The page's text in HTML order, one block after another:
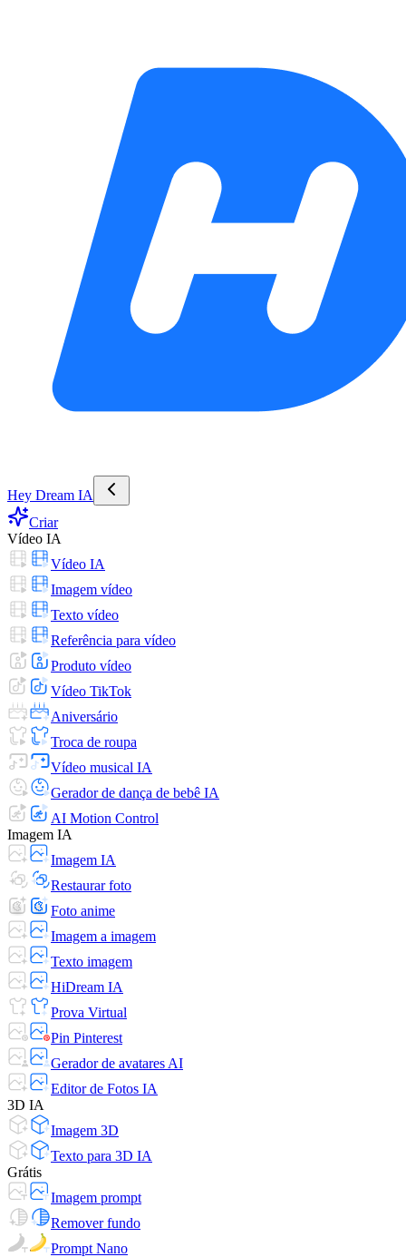
Hey Dream IA
Criar
Vídeo IA
Vídeo IA
Imagem vídeo
Texto vídeo
Referência para vídeo
Produto vídeo
Vídeo TikTok
Aniversário
Troca de roupa
Vídeo musical IA
Gerador de dança de bebê IA
AI Motion Control
Imagem IA
Imagem IA
Restaurar foto
Foto anime
Imagem a imagem
Texto imagem
HiDream IA
Prova Virtual
Pin Pinterest
Gerador de avatares AI
Editor de Fotos IA
3D IA
Imagem 3D
Texto para 3D IA
Grátis
Imagem prompt
Remover fundo
Prompt Nano